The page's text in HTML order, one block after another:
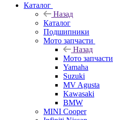
Каталог
Назад
Каталог
Подшипники
Мото запчасти
Назад
Мото запчасти
Yamaha
Suzuki
MV Agusta
Kawasaki
BMW
MINI Cooper